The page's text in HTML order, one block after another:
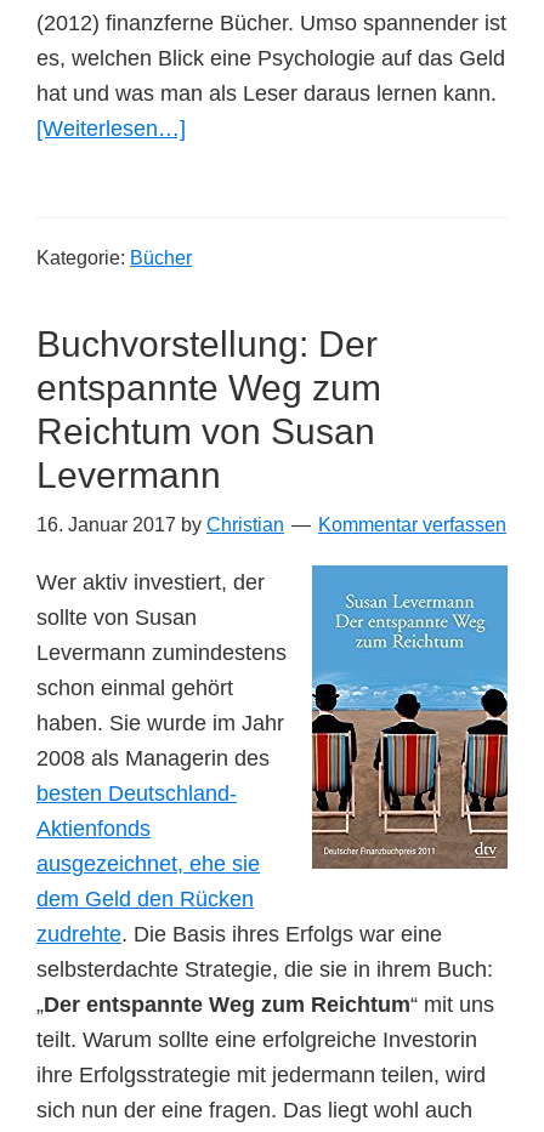
(2012) finanzferne Bücher. Umso spannender ist
es, welchen Blick eine Psychologie auf das Geld
hat und was man als Leser daraus lernen kann.
[Weiterlesen…]
Zahlen
Claudia
Hammond
Kategorie: Bücher
Buchvorstellung: Der
entspannte Weg zum
Reichtum von Susan
Levermann
16. Januar 2017 by Christian Kommentar verfassen
Wer aktiv investiert, der
sollte von Susan
Levermann zumindestens
schon einmal gehört
haben. Sie wurde im Jahr
2008 als Managerin des
besten Deutschland-
Aktienfonds
ausgezeichnet, ehe sie
dem Geld den Rücken
zudrehte. Die Basis ihres Erfolgs war eine
selbsterdachte Strategie, die sie in ihrem Buch:
„Der entspannte Weg zum Reichtum“ mit uns
teilt. Warum sollte eine erfolgreiche Investorin
ihre Erfolgsstrategie mit jedermann teilen, wird
sich nun der eine fragen. Das liegt wohl auch